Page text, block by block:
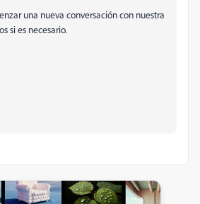
una nueva conversación con nuestra
si es necesario.